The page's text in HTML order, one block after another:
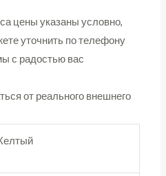
цены указаны условно,
уточнить по телефону
с радостью вас
от реального внешнего